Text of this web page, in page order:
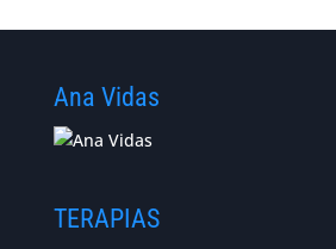
Ana Vidas
TERAPIAS